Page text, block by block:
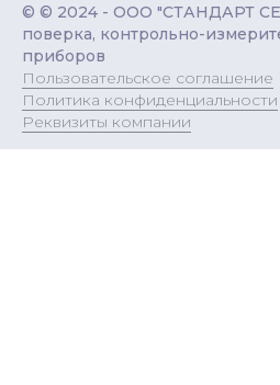
© © 2024 - ООО "СТАНДАРТ
поверка, контрольно-
приборов
Пользовательское соглашение
Политика конфиденциальности
Реквизиты компании